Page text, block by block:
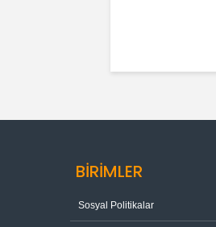
BİRİMLER
Sosyal Politikalar